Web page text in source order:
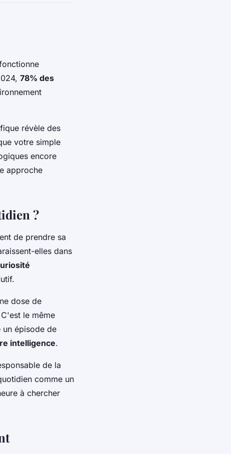
78% des
révèle des
votre simple
encore
approche
?
de prendre sa
elles dans
dose de
le même
un épisode de
intelligence.
de la
comme un
à chercher